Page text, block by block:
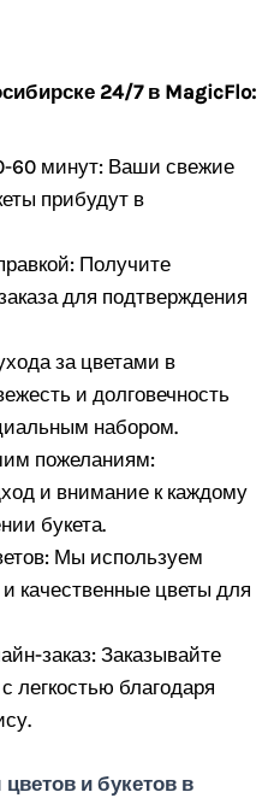
24/7 в MagicFlo:
60 минут: Ваши свежие
прибудут в
Получите
для подтверждения
за цветами в
и долговечность
набором.
пожеланиям:
и внимание к каждому
букета.
Мы используем
качественные цветы для
заказ: Заказывайте
легкостью благодаря
и букетов в